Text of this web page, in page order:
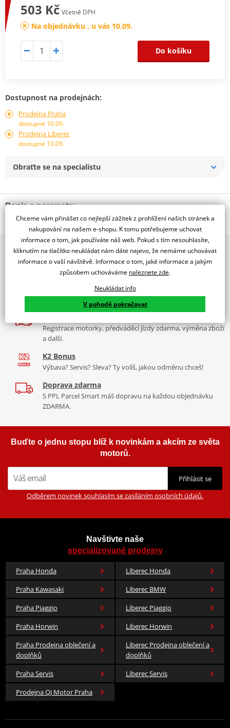
503 Kč Včetně DPH
Na objednávku , u vás 10.09.
Do košíku
Dostupnost na prodejnách:
Prodejna Praha
dostupné 10.09.
Prodejna Liberec
dostupné 10.09.
Obraťte se na specialistu
Popis a parametry
Jsme autorizovaný
dealer značky TUbliss Nuetech
2x multibrand showroom
9 značek motocyklů, servis, oblečení, doplňky i náhradní
díly, to vše v Praze a Liberci
Více než 30 let zkušeností
Za řídítky motorek, v servisu i prodeji moto vybavení
Registrace motorky, předváděcí jízdy zdarma, výměna zboží
a další.
K2 Bonus
Výbava? Servis? Sleva? Ty volíš, jakou odměnu chceš!
Doprava zdarma
S PPL Parcel Smart máš dopravu na každou objednávku
ZDARMA.
Buďte o jednu stopu blíž k novinkám a akcím ze světa
motorů.
Přihlásit se
Odběrem novinek souhlasím se zasíláním osobních údajů.
Navštivte naše
specializované prodejny
Praha Honda
Liberec Honda
Praha Kawasaki
Liberec BMW
Praha Piaggio
Liberec Piaggio
Praha Horwin
Liberec Horwin
Praha Prodejna oblečení a
doplňků
Liberec Prodejna oblečení a
doplňků
Praha Servis
Liberec Servis
Prodejna QJ Motor Praha
Chceme vám přinášet co nejlepší zážitek z prohlížení našich stránek a
nakupování na našem e-shopu. K tomu potřebujeme uchovat
informace o tom, jak používáte náš web. Pokud s tím nesouhlasíte,
kliknutím na tlačítko neukládat nám dáte najevo, že nemáme uchovávat
informace o vaší návštěvě. Informace o tom, jaké informace a jakým
způsobem uchováváme naleznete zde.
Neukládat info
V pohodě pokračovat